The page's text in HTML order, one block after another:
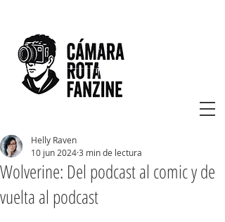
Wolverine: Del podcast al comic y de
vuelta al podcast
Helly Raven
10 jun 20243 min de lectura